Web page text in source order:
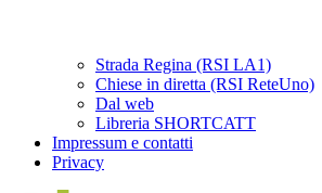
Strada Regina (RSI LA1)
Chiese in diretta (RSI ReteUno)
Dal web
Libreria SHORTCATT
Impressum e contatti
Privacy